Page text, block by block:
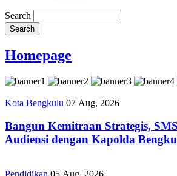
Search
Homepage
Kota Bengkulu 07 Aug, 2026
Bangun Kemitraan Strategis,
Audiensi dengan Kapolda
Pendidikan 05 Aug, 2026